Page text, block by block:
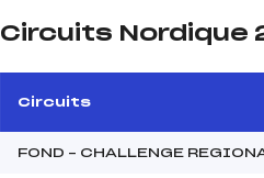
Circuits Nordique
Circuits
FOND – CHALLENGE